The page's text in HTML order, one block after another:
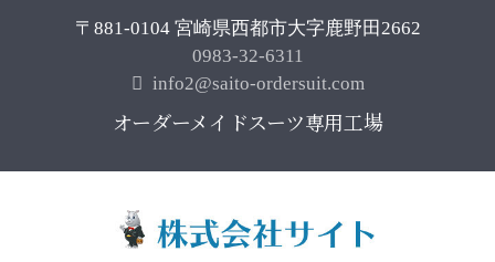
〒881-0104 宮崎県西都市大字鹿野田2662
0983-32-6311
info2@saito-ordersuit.com
オーダーメイドスーツ専用工場